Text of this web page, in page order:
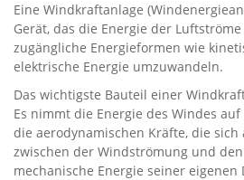
Eine Windkraftanlage
Gerät, das die Energie der
zugängliche Energieformen wie
elektrische Energie umzuwandeln.
Das wichtigste Bauteil einer
Es nimmt die Energie des Windes
die aerodynamischen Kräfte, die
zwischen der Windströmung und
mechanische Energie seiner eigenen